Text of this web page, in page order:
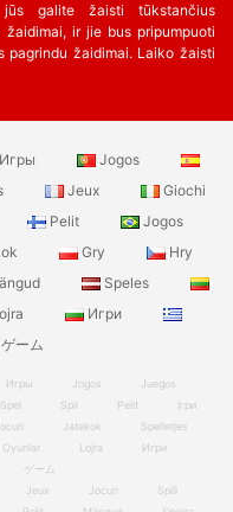
jūs galite žaisti tūkstančius
ir jie bus pripumpuoti
žaidimai. Laiko žaisti
Jogos
Jeux
Giochi
Pelit
Jogos
Gry
Hry
Speles
Игри
ゲーム
Игры Jogos
Juegos
Spel Spil Pelit
Ігри
Jatekok
Spelletjes
Oyunlar Lojra
Игри
ゲーム
Jeux Jocuri
Spill